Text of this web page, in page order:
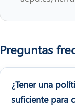
Preguntas
¿Tener una
suficiente para